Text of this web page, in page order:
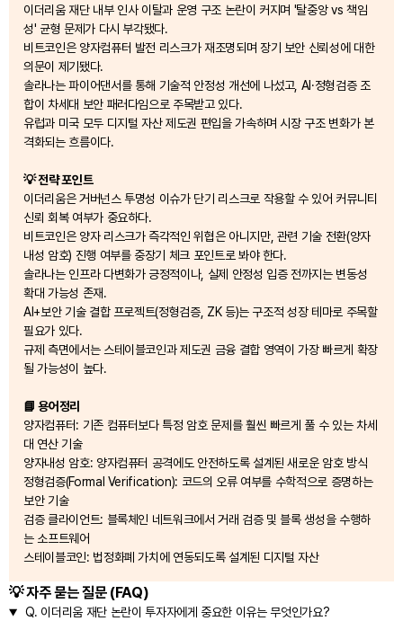
이더리움 재단 내부 인사 이탈과 운영 구조 논란이 커지며 '탈중앙 vs 책임
성' 균형 문제가 다시 부각됐다.
비트코인은 양자컴퓨터 발전 리스크가 재조명되며 장기 보안 신뢰성에 대한
의문이 제기됐다.
솔라나는 파이어댄서를 통해 기술적 안정성 개선에 나섰고, AI·정형검증 조
합이 차세대 보안 패러다임으로 주목받고 있다.
유럽과 미국 모두 디지털 자산 제도권 편입을 가속하며 시장 구조 변화가 본
격화되는 흐름이다.
💡 전략 포인트
이더리움은 거버넌스 투명성 이슈가 단기 리스크로 작용할 수 있어 커뮤니티
신뢰 회복 여부가 중요하다.
비트코인은 양자 리스크가 즉각적인 위협은 아니지만, 관련 기술 전환(양자
내성 암호) 진행 여부를 중장기 체크 포인트로 봐야 한다.
솔라나는 인프라 다변화가 긍정적이나, 실제 안정성 입증 전까지는 변동성
확대 가능성 존재.
AI+보안 기술 결합 프로젝트(정형검증, ZK 등)는 구조적 성장 테마로 주목할
필요가 있다.
규제 측면에서는 스테이블코인과 제도권 금융 결합 영역이 가장 빠르게 확장
될 가능성이 높다.
📘 용어정리
양자컴퓨터: 기존 컴퓨터보다 특정 암호 문제를 훨씬 빠르게 풀 수 있는 차세
대 연산 기술
양자내성 암호: 양자컴퓨터 공격에도 안전하도록 설계된 새로운 암호 방식
정형검증(Formal Verification): 코드의 오류 여부를 수학적으로 증명하는
보안 기술
검증 클라이언트: 블록체인 네트워크에서 거래 검증 및 블록 생성을 수행하
는 소프트웨어
스테이블코인: 법정화폐 가치에 연동되도록 설계된 디지털 자산
💡 자주 묻는 질문 (FAQ)
Q. 이더리움 재단 논란이 투자자에게 중요한 이유는 무엇인가요?